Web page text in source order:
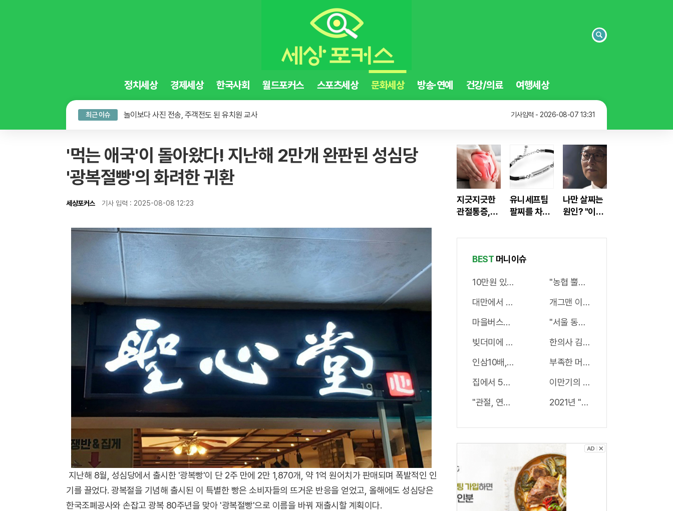
검
정치세상 경제세상 한국사회 월드포커스 스포츠세상 문화세상 방송·연예 건강/의료 여행세상
최근 이슈
식물성 식단의 함정, 가공식품은 염증 유발
놀이보다 사진 전송, 주객전도 된 유치원 교사 기사입력 - 2026-08-07 13:31
'먹는 애국'이 돌아왔다! 지난해 2만개 완판된 성심당
'광복절빵'의 화려한 귀환
세상포커스 기사 입력 : 2025-08-08 12:23
지난해 8월, 성심당에서 출시한 '광복빵'이 단 2주 만에 2만 1,870개, 약 1억 원어치가 판매되며 폭발적인 인
기를 끌었다. 광복절을 기념해 출시된 이 특별한 빵은 소비자들의 뜨거운 반응을 얻었고, 올해에도 성심당은
한국조폐공사와 손잡고 광복 80주년을 맞아 '광복절빵'으로 이름을 바꿔 재출시할 계획이다.
지긋지긋한
관절통증,
병원안가도
유니세프팀
팔찌를 차고
켜주세요
나만 살찌는
원인? "이
랫뱃살,옆구
BEST 머니이슈
10만원 있다면 오전 9시 주식장 열리면 "이종목" 바
대만에서 개발한 "정력캔디" 지속시간 3일!! 충격!!
마을버스에 37억 두고 내린 노인 정체 알고보니..!
빚더미에 삶을 포가히려던 50대 남성, 이것으로 인생역전
인삼10배, 마늘300배 '이것'먹자마자 "그곳" 땅땅해져..헉!
집에서 5분만 "이것"해라! 피부개선 효과가 바로 나타난다!!
"관절, 연골" 통증 연골 99%재생, 병원 안가도돼... "충격"
"농협 뿔났다" 로또1등 당첨자폭주
개그맨 이봉원, 사업실패로 "빛10
"서울 동작구" 집값 상승률 1위…이
한의사 김오곤 "2주 -17kg 감량법"
부족한 머리숱,"두피문신"으로 채
이만기의 관절튼튼 "호관원" 100%
2021년 "당진" 집값 상승률 1위..왜